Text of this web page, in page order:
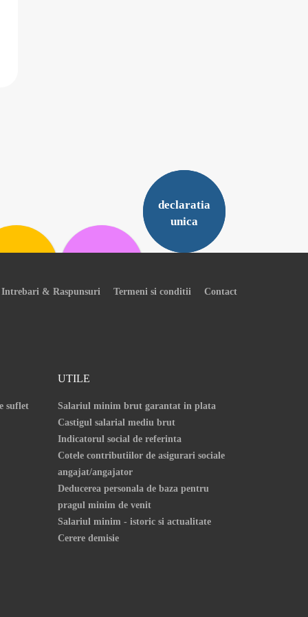
declaratia
unica
Intrebari & Raspunsuri Termeni si conditii Contact
suflet
UTILE
Salariul minim brut garantat in plata
Castigul salarial mediu brut
Indicatorul social de referinta
Cotele contributiilor de asigurari sociale
angajat/angajator
Deducerea personala de baza pentru
pragul minim de venit
Salariul minim - istoric si actualitate
Cerere demisie